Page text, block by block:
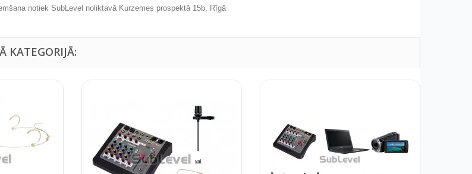
notiek SubLevel noliktavā Kurzemes prospektā 15b, Rīgā
KATEGORIJĀ: